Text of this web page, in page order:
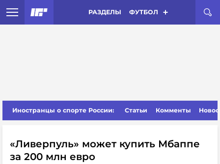
РАЗДЕЛЫ ФУТБОЛ
Иностранцы о спорте России: Статьи Комменты
«Ливерпуль» может купить Мбаппе
за 200 млн евро